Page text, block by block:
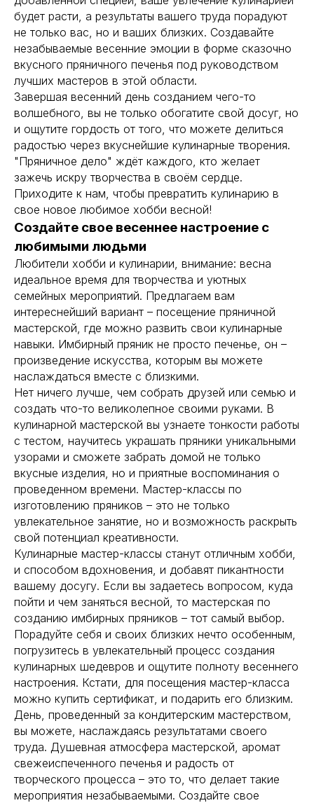
будет расти, а результаты вашего труда порадуют
не только вас, но и ваших близких. Создавайте
незабываемые весенние эмоции в форме сказочно
вкусного пряничного печенья под руководством
лучших мастеров в этой области.
Завершая весенний день созданием чего-то
волшебного, вы не только обогатите свой досуг, но
и ощутите гордость от того, что можете делиться
радостью через вкуснейшие кулинарные творения.
"Пряничное дело" ждёт каждого, кто желает
зажечь искру творчества в своём сердце.
Приходите к нам, чтобы превратить кулинарию в
свое новое любимое хобби весной!
Создайте свое весеннее настроение с
любимыми людьми
Любители хобби и кулинарии, внимание: весна
идеальное время для творчества и уютных
семейных мероприятий. Предлагаем вам
интереснейший вариант – посещение пряничной
мастерской, где можно развить свои кулинарные
навыки. Имбирный пряник не просто печенье, он –
произведение искусства, которым вы можете
наслаждаться вместе с близкими.
Нет ничего лучше, чем собрать друзей или семью и
создать что-то великолепное своими руками. В
кулинарной мастерской вы узнаете тонкости работы
с тестом, научитесь украшать пряники уникальными
узорами и сможете забрать домой не только
вкусные изделия, но и приятные воспоминания о
проведенном времени. Мастер-классы по
изготовлению пряников – это не только
увлекательное занятие, но и возможность раскрыть
свой потенциал креативности.
Кулинарные мастер-классы станут отличным хобби,
и способом вдохновения, и добавят пикантности
вашему досугу. Если вы задаетесь вопросом, куда
пойти и чем заняться весной, то мастерская по
созданию имбирных пряников – тот самый выбор.
Порадуйте себя и своих близких нечто особенным,
погрузитесь в увлекательный процесс создания
кулинарных шедевров и ощутите полноту весеннего
настроения. Кстати, для посещения мастер-класса
можно купить сертификат, и подарить его близким.
День, проведенный за кондитерским мастерством,
вы можете, наслаждаясь результатами своего
труда. Душевная атмосфера мастерской, аромат
свежеиспеченного печенья и радость от
творческого процесса – это то, что делает такие
мероприятия незабываемыми. Создайте свое